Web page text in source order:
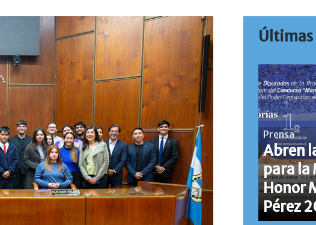
Prensa
Abren
para la
Honor
Pérez